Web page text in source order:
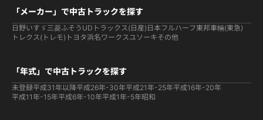
「メーカー」で中古トラックを探す
日野いすゞ 三菱ふそう UDトラックス(日産) 日本フルハーフ 東邦車輛(東急)
トレクス(トレモ) トヨタ浜名ワークス ユソーキその他
「年式」で中古トラックを探す
未登録平成31年以降平成26年-30年平成21年-25年平成16年-20年
平成11年-15年平成6年-10年平成1年-5年昭和